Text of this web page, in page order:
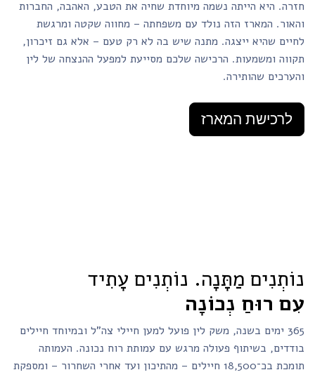
לין דפני ז״ל הייתה צעירה עם לב ענק שיצאה לחגוג בנובה, ולא
חזרה. היא הייתה נשמה מיוחדת שחיה את הטבע, האהבה, החברות
והאור. המארז הזה נולד עם משפחתה – מחווה שקטה ומרגשת
לחיים שהיא ייצגה. מתנה שיש בה לא רק טעם – אלא גם זיכרון,
תקווה ומשמעות. הרכישה שלכם מסייעת למפעל ההנצחה של לין
והערכים שהותירה.
לרכישת המארז
נוֹתְנִים מַתָּנָה. נוֹתְנִים עָתִיד
עִם רוּחַ נְכוֹנָה
365 ימים בשנה, משק לין פועל למען חיילי צה"ל ובמיוחד חיילים
בודדים, בשיתוף פעולה מרגש עם עמותת רוח נכונה. העמותה